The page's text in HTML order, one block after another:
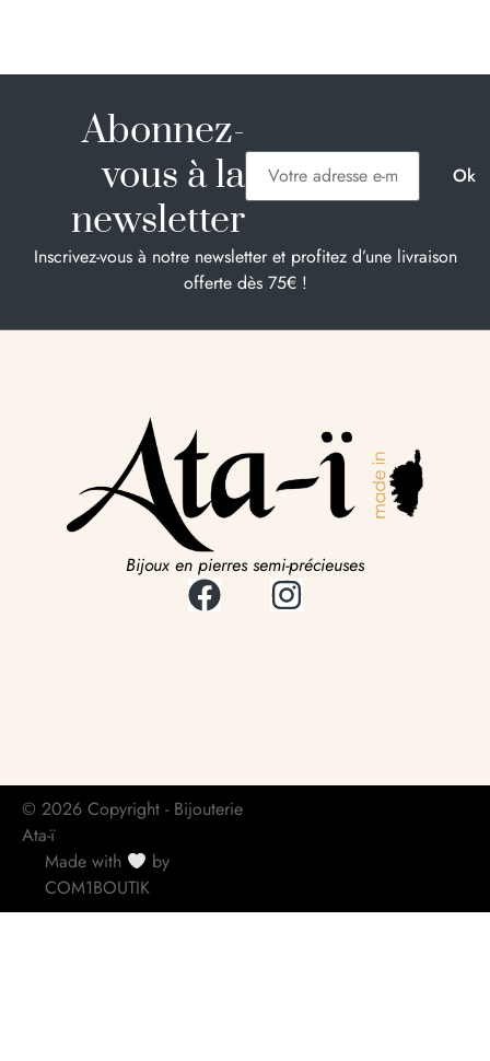
Abonnez-
vous à la
newsletter
Inscrivez-vous à notre newsletter et profitez d’une livraison
offerte dès 75€ !
Bijoux en pierres semi-précieuses
© 2026 Copyright - Bijouterie
Ata-ï
Made with
by
COM1BOUTIK